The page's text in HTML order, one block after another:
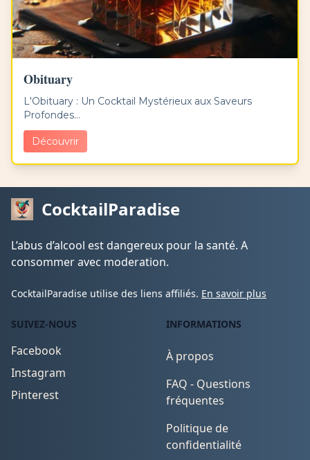
Obituary
L'Obituary : Un Cocktail Mystérieux aux Saveurs
Profondes...
Découvrir
CocktailParadise
L’abus d’alcool est dangereux pour la santé. A
consommer avec moderation.
CocktailParadise utilise des liens affiliés. En savoir plus
SUIVEZ-NOUS
Facebook
Instagram
Pinterest
INFORMATIONS
À propos
FAQ - Questions
fréquentes
Politique de
confidentialité